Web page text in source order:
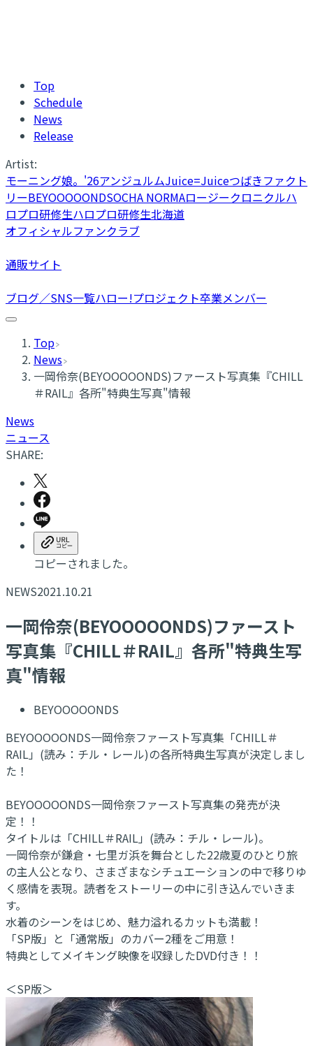
Top
Schedule
News
Release
Artist:
モーニング娘。'26アンジュルムJuice=Juiceつばきファクト
リーBEYOOOOONDSOCHA NORMAロージークロニクルハ
ロプロ研修生ハロプロ研修生北海道
オフィシャルファンクラブ
通販サイト
ブログ／SNS一覧ハロー!プロジェクト卒業メンバー
Top
News
一岡伶奈(BEYOOOOONDS)ファースト写真集『CHILL
＃RAIL』各所"特典生写真"情報
News
ニュース
SHARE:
コピーされました。
NEWS2021.10.21
一岡伶奈(BEYOOOOONDS)ファースト
写真集『CHILL＃RAIL』各所"特典生写
真"情報
BEYOOOOONDS
BEYOOOOONDS一岡伶奈ファースト写真集「CHILL＃
RAIL」(読み：チル・レール)の各所特典生写真が決定しまし
た！
​BEYOOOOONDS一岡伶奈ファースト写真集の発売が決
定！！
タイトルは「CHILL＃RAIL」(読み：チル・レール)。
一岡伶奈が鎌倉・七里ガ浜を舞台とした22歳夏のひとり旅
の主人公となり、さまざまなシチュエーションの中で移りゆ
く感情を表現。読者をストーリーの中に引き込んでいきま
す。
水着のシーンをはじめ、魅力溢れるカットも満載！
「SP版」と「通常版」のカバー2種をご用意！
特典としてメイキング映像を収録したDVD付き！！
＜SP版＞